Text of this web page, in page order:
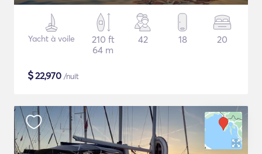
Yacht à voile
210 ft
64 m
42 18 20
$22,970 /nuit